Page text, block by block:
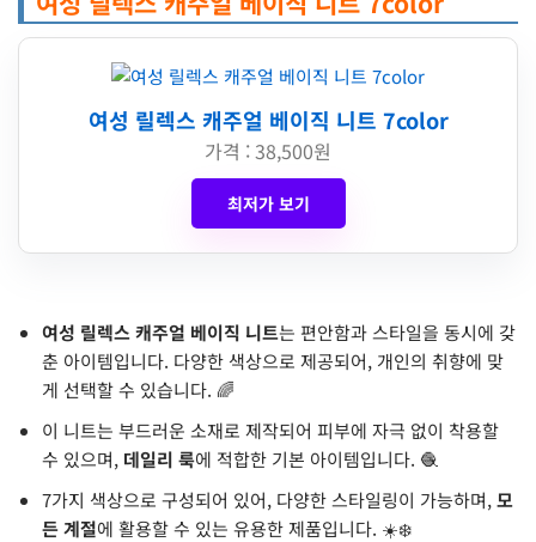
여성 릴렉스 캐주얼 베이직 니트 7color
가격 : 38,500원
최저가 보기
여성 릴렉스 캐주얼 베이직 니트는 편안함과 스타일을 동시에 갖
춘 아이템입니다. 다양한 색상으로 제공되어, 개인의 취향에 맞
게 선택할 수 있습니다. 🌈
이 니트는 부드러운 소재로 제작되어 피부에 자극 없이 착용할
수 있으며, 데일리 룩에 적합한 기본 아이템입니다. 🧶
7가지 색상으로 구성되어 있어, 다양한 스타일링이 가능하며,모
든 계절에 활용할 수 있는 유용한 제품입니다. ☀️❄️